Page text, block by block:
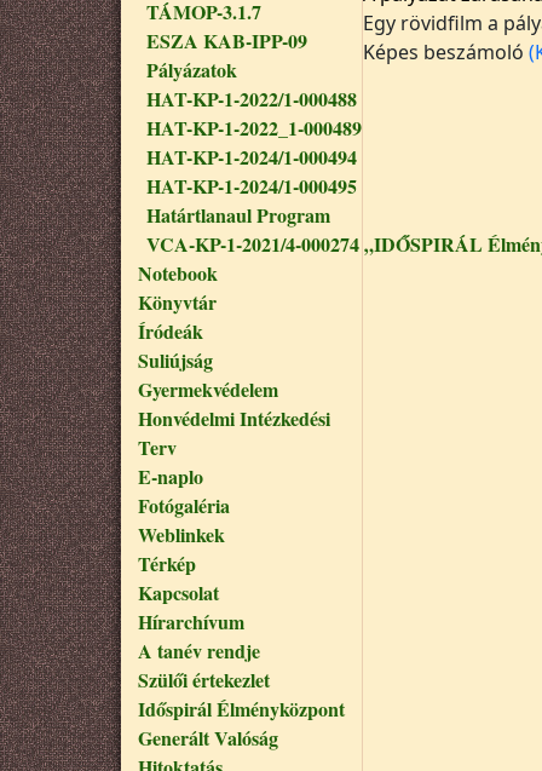
TÁMOP-3.1.7
ESZA KAB-IPP-09
Pályázatok
HAT-KP-1-2022/1-000488
HAT-KP-1-2022_1-000489
HAT-KP-1-2024/1-000494
HAT-KP-1-2024/1-000495
Határtlanaul Program
VCA-KP-1-2021/4-000274 „IDŐSPIRÁL
Notebook
Könyvtár
Íródeák
Suliújság
Gyermekvédelem
Honvédelmi Intézkedési
Terv
E-naplo
Fotógaléria
Weblinkek
Térkép
Kapcsolat
Hírarchívum
A tanév rendje
Szülői értekezlet
Időspirál Élményközpont
Generált Valóság
Egy rövidfilm a
Képes beszámoló